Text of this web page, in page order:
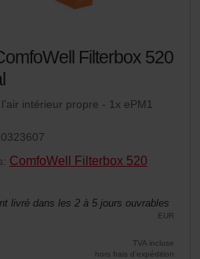
Filterbox 520
intérieur propre - 1x ePM1
ComfoWell Filterbox 520
livré dans les 2 à 5 jours ouvrables
EUR
TVA incluse
hors frais d’expédition